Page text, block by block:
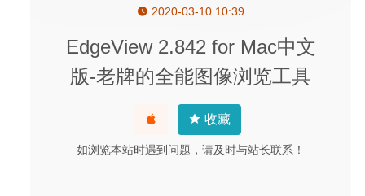
2020-03-10 10:39
EdgeView 2.842 for Mac中文
版-老牌的全能图像浏览工具
收藏
如浏览本站时遇到问题，请及时与站长联系！
Chaotica 2.2.3 – 分形艺术作品创作工具
Super Vectorizer Pro 2.3.3 中文版 – 独特的Mac矢量图像
处理软件
2023-07-06
Sound Control 2.4.1 CR2 for Mac- HDMI音量控制软件
Snipaste 2.3.1 Beta for Mac中文版-简单而强大的截图工具
2020-02-28